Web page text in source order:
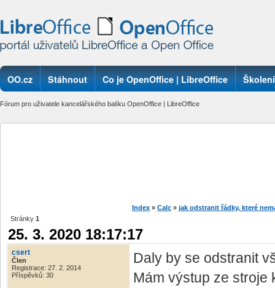
OO.cz Stáhnout Co je OpenOffice | LibreOffice Školení
Fórum pro uživatele kancelářského balíku OpenOffice | LibreOffice
Index » Calc » jak odstranit řádky, které
Stránky 1
25. 3. 2020 18:17:17
csert
Člen
Registrace: 27. 2. 2014
Příspěvků: 30
Daly by se odstranit
Mám výstup ze stroje